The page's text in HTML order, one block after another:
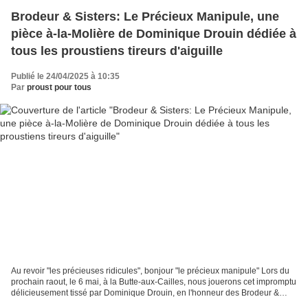
Brodeur & Sisters: Le Précieux Manipule, une
pièce à-la-Molière de Dominique Drouin dédiée à
tous les proustiens tireurs d'aiguille
Publié le 24/04/2025 à 10:35
Par proust pour tous
Au revoir "les précieuses ridicules", bonjour "le précieux manipule" Lors du
prochain raout, le 6 mai, à la Butte-aux-Cailles, nous jouerons cet impromptu
délicieusement tissé par Dominique Drouin, en l'honneur des Brodeur &